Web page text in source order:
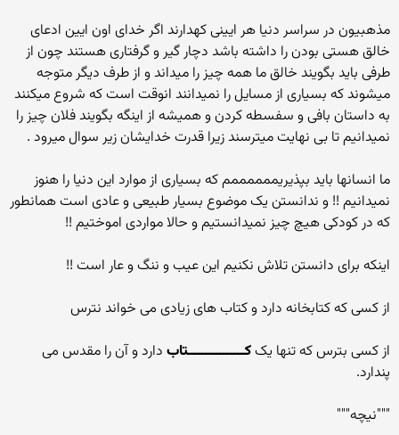
مذهبیون در سراسر دنیا هر ایینی کهدارند اگر خدای اون ایین ادعای
خالق هستی بودن را داشته باشد دچار گیر و گرفتاری هستند چون از
طرفی باید بگویند خالق ما همه چیز را میداند و از طرف دیگر متوجه
میشوند که بسیاری از مسایل را نمیدانند انوقت است که شروع میکنند
به داستان بافی و سفسطه کردن و همیشه از اینگه بگویند فلان چیز را
نمیدانیم تا بی نهایت میترسند زیرا قدرت خدایشان زیر سوال میرود .
ما انسانها باید بپذیریممممممم که بسیاری از موارد این دنیا را هنوز
نمیدانیم !! و ندانستن یک موضوع بسیار طبیعی و عادی است همانطور
که در کودکی هیچ چیز نمیدانستیم و حالا مواردی اموختیم !!
اینکه برای دانستن تلاش نکنیم این عیب و ننگ و عار است !!
از کسی که کتابخانه دارد و کتاب های زیادی می خواند نترس
از کسی بترس که تنها یککــــــــــــــــتاب دارد و آن را مقدس می
پندارد.
"""نیچه"""